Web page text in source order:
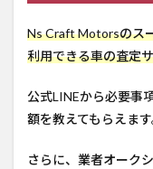
Ns Craft Motorsのス
利用できる車の査定
公式LINEから必要事
額を教えてもらえます
さらに、業者オーク